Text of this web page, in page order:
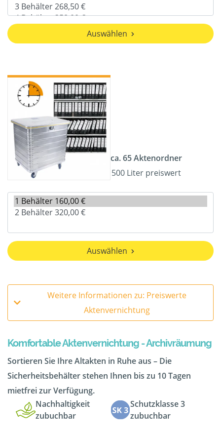
Auswählen
ca. 65 Aktenordner
500 Liter preiswert
Auswählen
Weitere Informationen zu: Preiswerte
Aktenvernichtung
Komfortable Aktenvernichtung - Archivräumung
Sortieren Sie Ihre Altakten in Ruhe aus – Die
Sicherheitsbehälter stehen Ihnen bis zu 10 Tagen
mietfrei zur Verfügung.
Nachhaltigkeit
zubuchbar
Schutzklasse 3
zubuchbar